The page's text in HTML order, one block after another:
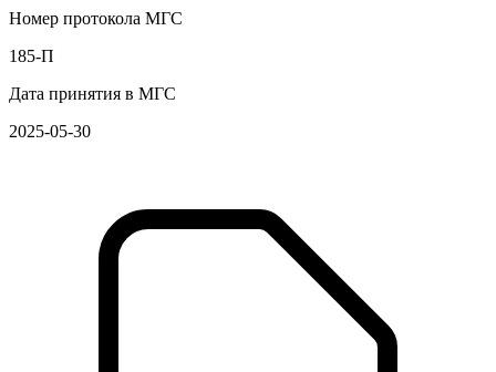
Номер протокола МГС
185-П
Дата принятия в МГС
2025-05-30